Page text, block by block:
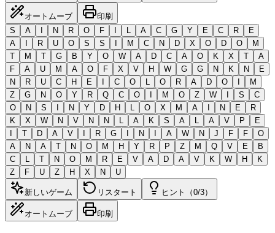
オートムーブ
印刷
S
A I N R O F I L A C G Y E C R
E
A
I R U O S S I M C N D X O D O
M
T
M T G B Y O W A D C A O K X T
A
F
A U M A O F X V H W G G N K N
E
N
R U C H E I C O L O R A D O I
M
Z
G N O Y R Q C O I M O Z W I S
C
O
N S I N Y D H L O X M A I N E
R
K
X W N V N N L A K S A L A V P
E
I
T D A V I R G I N I A W N J F F
O
A
N A T N O M H Y R P Z M Q V E
B
C
L T N O M R E V A D A V K W H
K
Z
F U Z H X N U
新しいゲーム リスタート ヒント（0/3）
オートムーブ 印刷